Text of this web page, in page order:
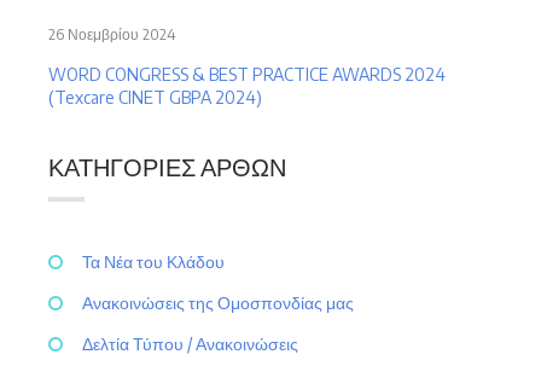
WORD CONGRESS & BEST PRACTICE AWARDS 2024
(Texcare CINET GBPA 2024)
26 Νοεμβρίου 2024
ΚΑΤΗΓΟΡΊΕΣ ΆΡΘΩΝ
Τα Νέα του Κλάδου
Ανακοινώσεις της Ομοσπονδίας μας
Δελτία Τύπου / Ανακοινώσεις